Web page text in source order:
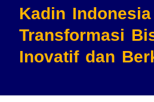
Kadin
Transformasi
Inovatif dan